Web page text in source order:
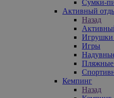
Сумки-
Активный
Назад
Игрушки
Игры
Пляжные
Кемпинг
Назад